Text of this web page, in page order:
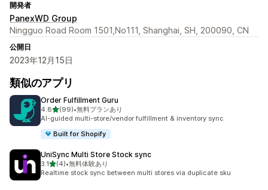
開発者
PanexWD Group
Ningguo Road Room 1501,No111, Shanghai, SH, 200090, CN
公開日
2023年12月15日
類似のアプリ
Order Fulfillment Guru
4.85つ星中
(99)
合計レビュー数：99件
•無料プランあり
AI-guided multi-store/vendor fulfillment & inventory sync
Built for Shopify
UniSync Multi Store Stock sync
3.15つ星中
(4)
合計レビュー数：4件
•無料体験あり
Realtime stock sync between multi stores via duplicate sku